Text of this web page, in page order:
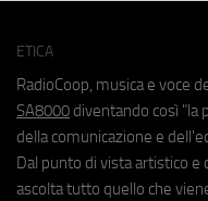
ETICA
RadioCoop, musica e voce
SA8000 diventando così "la
della comunicazione e
Dal punto di vista artistico e
ascolta tutto quello che